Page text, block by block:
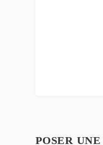
POSER